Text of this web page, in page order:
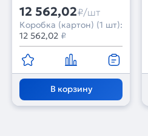
12 562,02₽/шт
Коробка (картон) (1 шт):
12 562,02 ₽
В корзину